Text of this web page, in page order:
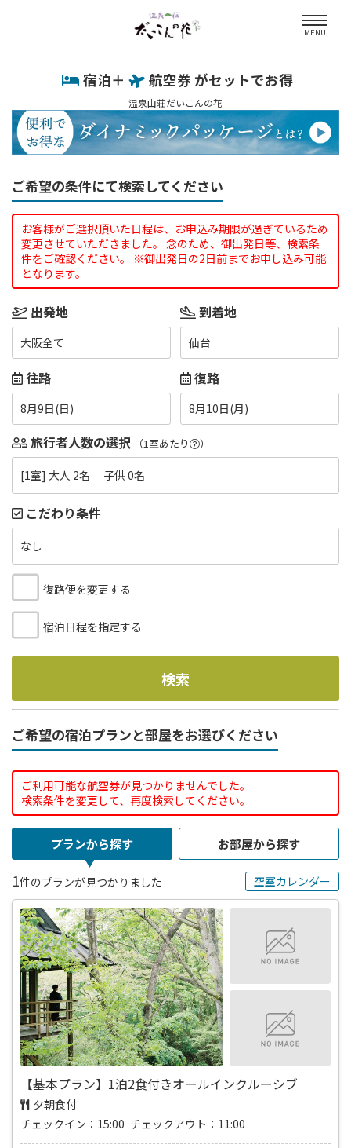
MENU
宿泊＋ 航空券 がセットでお得
温泉山荘だいこんの花
ご希望の条件にて検索してください
お客様がご選択頂いた日程は、お申込み期限が過ぎているため
変更させていただきました。 念のため、御出発日等、検索条
件をご確認ください。 ※御出発日の2日前までお申し込み可能
となります。
出発地
大阪全て
到着地
仙台
往路
8月9日(日)
復路
8月10日(月)
旅行者人数の選択 （1室あたり ）
[1室] 大人 2名 子供 0名
こだわり条件
なし
復路便を変更する
宿泊日程を指定する
検索
ご希望の宿泊プランと部屋をお選びください
ご利用可能な航空券が見つかりませんでした。
検索条件を変更して、再度検索してください。
プランから探す お部屋から探す
1件のプランが見つかりました 空室カレンダー
【基本プラン】1泊2食付きオールインクルーシブ
夕朝食付
チェックイン：15:00 チェックアウト：11:00